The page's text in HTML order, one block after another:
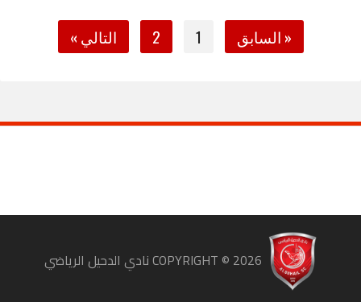
« السابق 1
2 التالي »
2026 نادي الدحيل الرياضي